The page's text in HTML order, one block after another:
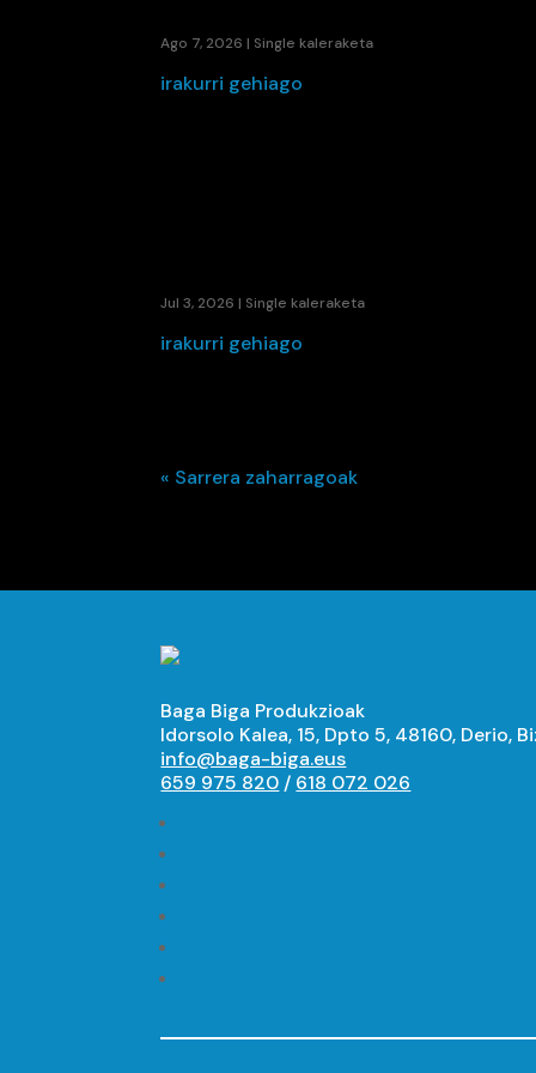
Ago 7, 2026 | Single kaleraketa
irakurri gehiago
Jul 3, 2026 | Single kaleraketa
irakurri gehiago
« Sarrera zaharragoak
Baga Biga Produkzioak
Idorsolo Kalea, 15, Dpto 5, 48160, Derio,
info@baga-biga.eus
659 975 820/ 618 072 026